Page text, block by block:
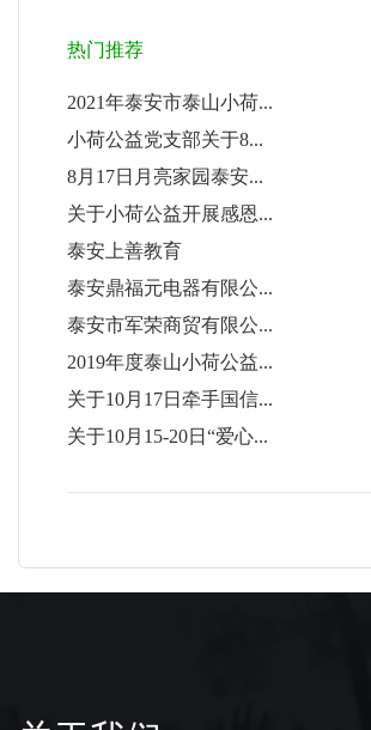
热门推荐
2021年泰安市泰山小荷...
小荷公益党支部关于8...
8月17日月亮家园泰安...
关于小荷公益开展感恩...
泰安上善教育
泰安鼎福元电器有限公...
泰安市军荣商贸有限公...
2019年度泰山小荷公益...
关于10月17日牵手国信...
关于10月15-20日“爱心...